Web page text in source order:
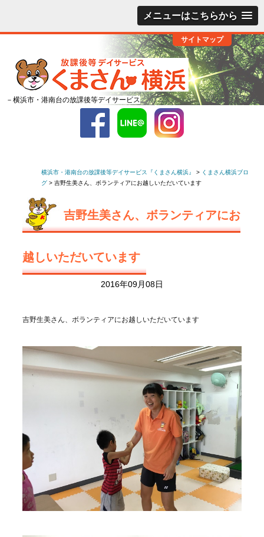
メニューはこちらから
サイトマップ
－横浜市・港南台の放課後等デイサービス
横浜市・港南台の放課後等デイサービス『くまさん横浜』 > くまさん横浜ブロ
グ > 吉野生美さん、ボランティアにお越しいただいています
吉野生美さん、ボランティアにお
越しいただいています
2016年09月08日
吉野生美さん、ボランティアにお越しいただいています